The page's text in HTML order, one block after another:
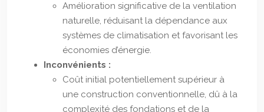
Amélioration significative de la ventilation
naturelle, réduisant la dépendance aux
systèmes de climatisation et favorisant les
économies d’énergie.
Inconvénients :
Coût initial potentiellement supérieur à
une construction conventionnelle, dû à la
complexité des fondations et de la